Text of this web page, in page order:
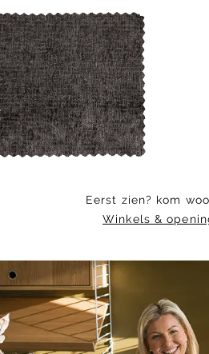
Item
1
of
2
Eerst zien? kom
Winkels &